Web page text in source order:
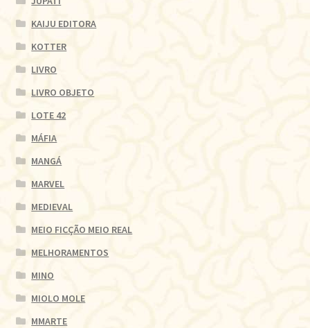
KAIJU EDITORA
KOTTER
LIVRO
LIVRO OBJETO
LOTE 42
MÁFIA
MANGÁ
MARVEL
MEDIEVAL
MEIO FICÇÃO MEIO REAL
MELHORAMENTOS
MINO
MIOLO MOLE
MMARTE